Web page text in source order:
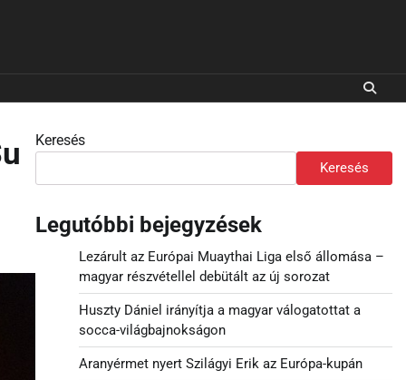
Keresés
Keresés
Legutóbbi bejegyzések
Lezárult az Európai Muaythai Liga első állomása –
magyar részvétellel debütált az új sorozat
Huszty Dániel irányítja a magyar válogatottat a
socca-világbajnokságon
Aranyérmet nyert Szilágyi Erik az Európa-kupán